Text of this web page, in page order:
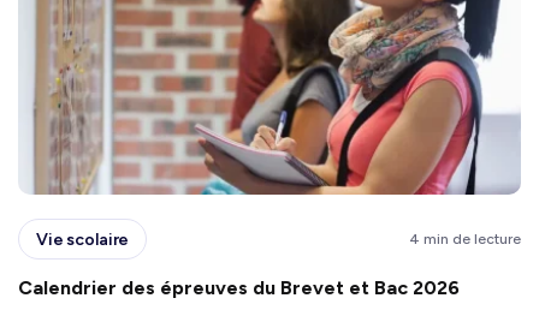
Vie scolaire 4 min de lecture
Calendrier des épreuves du Brevet et Bac 2026